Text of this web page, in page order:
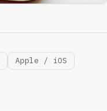
Apple / iOS